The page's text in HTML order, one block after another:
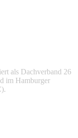
als Dachverband 26
im Hamburger